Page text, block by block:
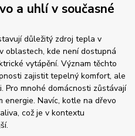
a uhlí v současné
důležitý zdroj tepla v
oblastech, kde není dostupná
vytápění. Význam těchto
zajistit tepelný komfort, ale
Pro mnohé domácnosti zůstávají
energie. Navíc, kotle na dřevo
což je v kontextu